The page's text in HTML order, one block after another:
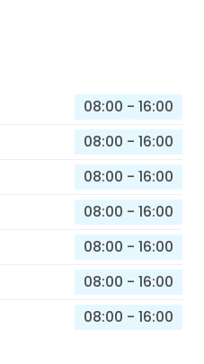
08:00 - 16:00
08:00 - 16:00
08:00 - 16:00
08:00 - 16:00
08:00 - 16:00
08:00 - 16:00
08:00 - 16:00